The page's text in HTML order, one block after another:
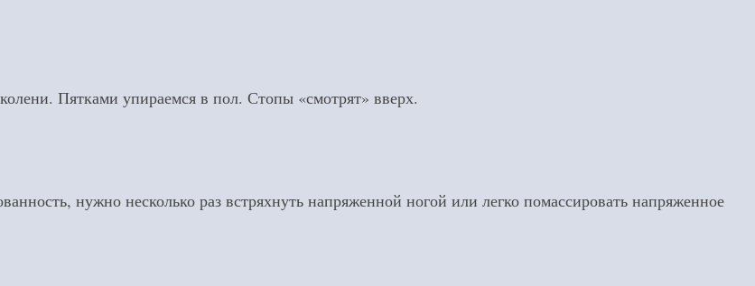
Пятками упираемся в пол. Стопы «смотрят» вверх.
нужно несколько раз встряхнуть напряженной ногой или легко помассировать напряженное